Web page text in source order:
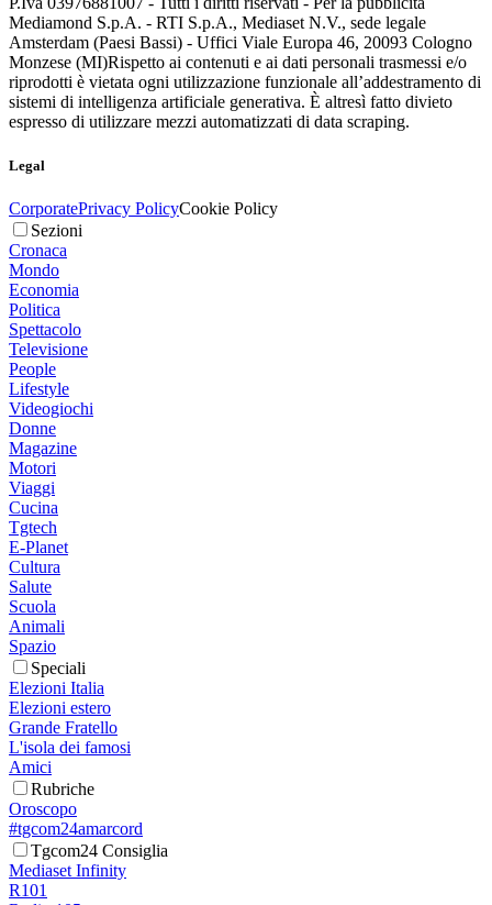
Mediamond S.p.A. - RTI S.p.A., Mediaset N.V., sede legale
Amsterdam (Paesi Bassi) - Uffici Viale Europa 46, 20093 Cologno
Monzese (MI)Rispetto ai contenuti e ai dati personali trasmessi e/o
riprodotti è vietata ogni utilizzazione funzionale all’addestramento di
sistemi di intelligenza artificiale generativa. È altresì fatto divieto
espresso di utilizzare mezzi automatizzati di data scraping.
Legal
CorporatePrivacy PolicyCookie Policy
Sezioni
Cronaca
Mondo
Economia
Politica
Spettacolo
Televisione
People
Lifestyle
Videogiochi
Donne
Magazine
Motori
Viaggi
Cucina
Tgtech
E-Planet
Cultura
Salute
Scuola
Animali
Spazio
Speciali
Elezioni Italia
Elezioni estero
Grande Fratello
L'isola dei famosi
Amici
Rubriche
Oroscopo
#tgcom24amarcord
Tgcom24 Consiglia
Mediaset Infinity
R101